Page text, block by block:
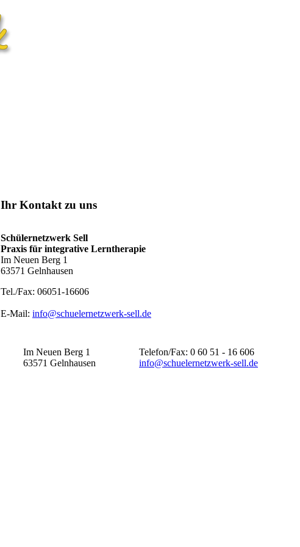
Ihr Kontakt zu uns
Schülernetzwerk Sell
Praxis für integrative Lerntherapie
Im Neuen Berg 1
63571 Gelnhausen
Tel./Fax: 06051-16606
E-Mail: info@schuelernetzwerk-sell.de
Im Neuen Berg 1
63571 Gelnhausen
Telefon/Fax: 0 60 51 - 16 606
info@schuelernetzwerk-sell.de